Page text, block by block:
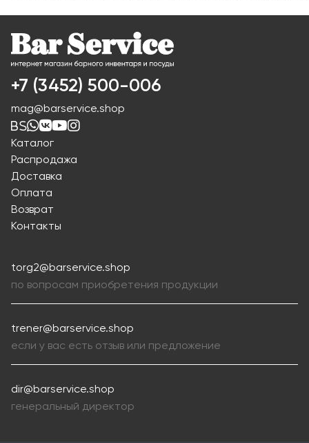
+7 (3452) 500-006
mag@barservice.shop
Каталог
Распродажа
Доставка
Оплата
Возврат
Контакты
torg2@barservice.shop
по вопросам приобретения продукции
trener@barservice.shop
если у вас есть отзыв или предложение
dir@barservice.shop
генеральный директор